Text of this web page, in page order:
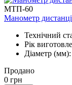
МТП-60
Манометр
Технічний
Рік
Діаметр
Продано
0 грн